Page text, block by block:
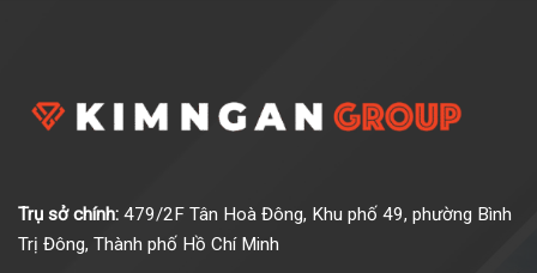
Trụ sở chính: 479/2F Tân Hoà Đông, Khu phố 49, phường Bình
Trị Đông, Thành phố Hồ Chí Minh